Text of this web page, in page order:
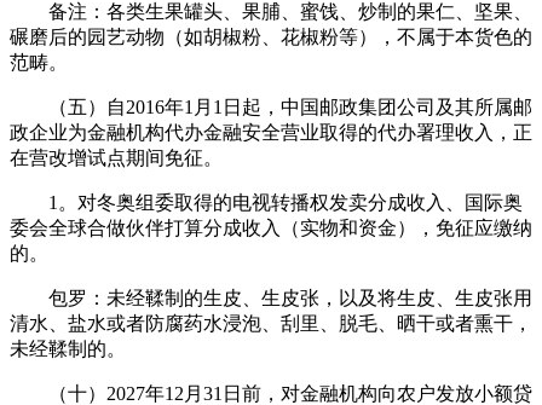
备注：各类生果罐头、果脯、蜜饯、炒制的果仁、坚果、
碾磨后的园艺动物（如胡椒粉、花椒粉等），不属于本货色的
范畴。
（五）自2016年1月1日起，中国邮政集团公司及其所属邮
政企业为金融机构代办金融安全营业取得的代办署理收入，正
在营改增试点期间免征。
1。对冬奥组委取得的电视转播权发卖分成收入、国际奥
委会全球合做伙伴打算分成收入（实物和资金），免征应缴纳
的。
包罗：未经鞣制的生皮、生皮张，以及将生皮、生皮张用
清水、盐水或者防腐药水浸泡、刮里、脱毛、晒干或者熏干，
未经鞣制的。
（十）2027年12月31日前，对金融机构向农户发放小额贷